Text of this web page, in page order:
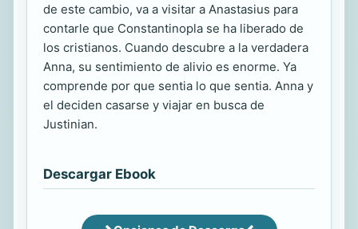
de este cambio, va a visitar a Anastasius para
contarle que Constantinopla se ha liberado de
los cristianos. Cuando descubre a la verdadera
Anna, su sentimiento de alivio es enorme. Ya
comprende por que sentia lo que sentia. Anna y
el deciden casarse y viajar en busca de
Justinian.
Descargar Ebook